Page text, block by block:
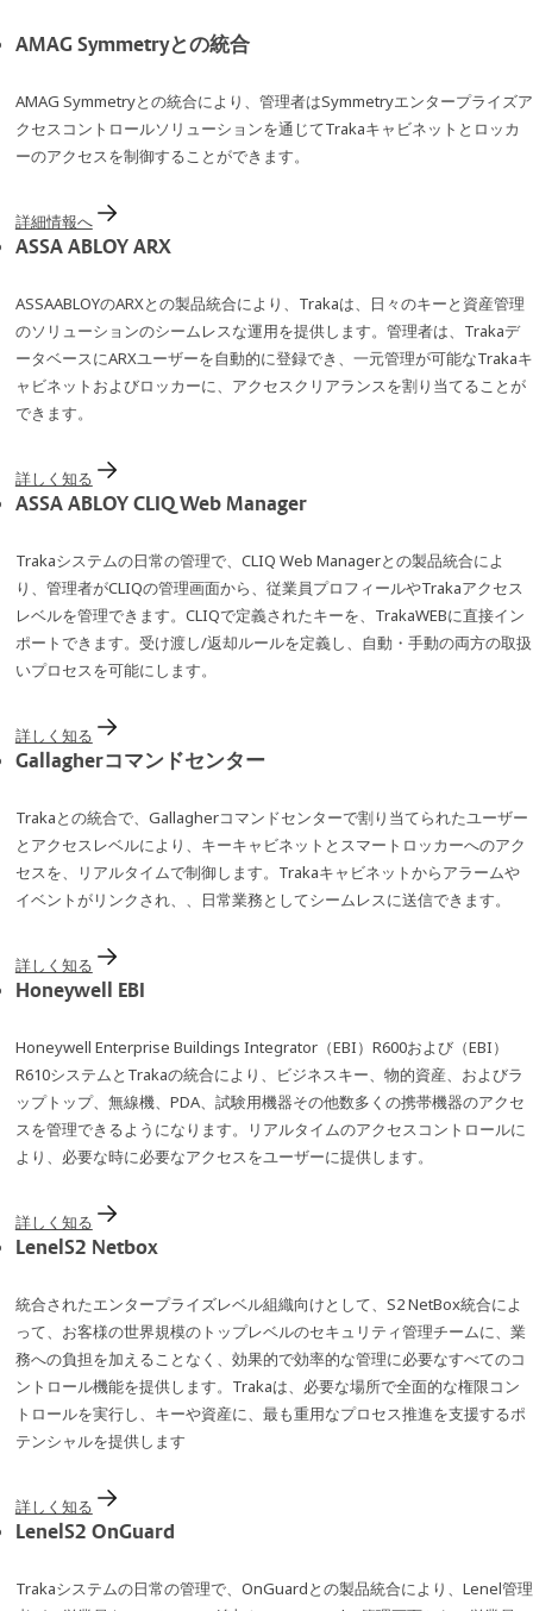
AMAG Symmetryとの統合
AMAG Symmetryとの統合により、管理者はSymmetryエンタープライズア
クセスコントロールソリューションを通じてTrakaキャビネットとロッカ
ーのアクセスを制御することができます。
詳細情報へ
ASSA ABLOY ARX
ASSAABLOYのARXとの製品統合により、Trakaは、日々のキーと資産管理
のソリューションのシームレスな運用を提供します。管理者は、Trakaデ
ータベースにARXユーザーを自動的に登録でき、一元管理が可能なTrakaキ
ャビネットおよびロッカーに、アクセスクリアランスを割り当てることが
できます。
詳しく知る
ASSA ABLOY CLIQ Web Manager
Trakaシステムの日常の管理で、CLIQ Web Managerとの製品統合によ
り、管理者がCLIQの管理画面から、従業員プロフィールやTrakaアクセス
レベルを管理できます。CLIQで定義されたキーを、TrakaWEBに直接イン
ポートできます。受け渡し/返却ルールを定義し、自動・手動の両方の取扱
いプロセスを可能にします。
詳しく知る
Gallagherコマンドセンター
Trakaとの統合で、Gallagherコマンドセンターで割り当てられたユーザー
とアクセスレベルにより、キーキャビネットとスマートロッカーへのアク
セスを、リアルタイムで制御します。Trakaキャビネットからアラームや
イベントがリンクされ、、日常業務としてシームレスに送信できます。
詳しく知る
Honeywell EBI
Honeywell Enterprise Buildings Integrator（EBI）R600および（EBI）
R610システムとTrakaの統合により、ビジネスキー、物的資産、およびラ
ップトップ、無線機、PDA、試験用機器その他数多くの携帯機器のアクセ
スを管理できるようになります。リアルタイムのアクセスコントロールに
より、必要な時に必要なアクセスをユーザーに提供します。
詳しく知る
LenelS2 Netbox
統合されたエンタープライズレベル組織向けとして、S2 NetBox統合によ
って、お客様の世界規模のトップレベルのセキュリティ管理チームに、業
務への負担を加えることなく、効果的で効率的な管理に必要なすべてのコ
ントロール機能を提供します。Trakaは、必要な場所で全面的な権限コン
トロールを実行し、キーや資産に、最も重用なプロセス推進を支援するポ
テンシャルを提供します
詳しく知る
LenelS2 OnGuard
Trakaシステムの日常の管理で、OnGuardとの製品統合により、Lenel管理